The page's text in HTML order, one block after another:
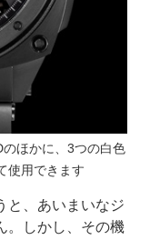
ほかに、3つの白色
使用できます
と、あいまいなジ
。しかし、その機